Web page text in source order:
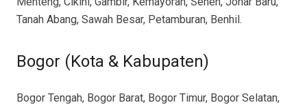
Tanah Abang, Sawah Besar, Petamburan, Benhil.
Bogor (Kota & Kabupaten)
Bogor Tengah, Bogor Barat, Bogor Timur, Bogor Selatan,